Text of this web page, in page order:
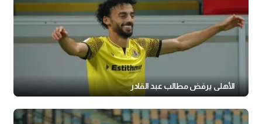
الأهلي يرفض مطالب عبد القادر